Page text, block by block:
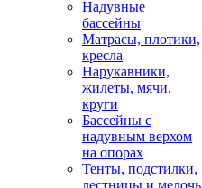
Надувные
бассейны
Матрасы, плотики,
кресла
Нарукавники,
жилеты, мячи,
круги
Бассейны с
надувным верхом
на опорах
Тенты, подстилки,
лестницы и мелочь